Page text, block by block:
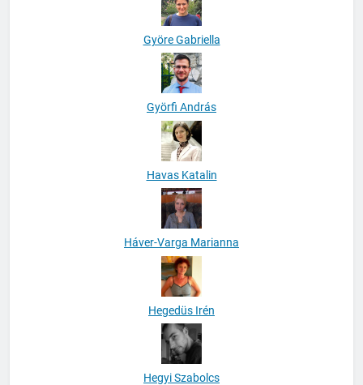
Györe Gabriella
Györfi András
Havas Katalin
Háver-Varga Marianna
Hegedüs Irén
Hegyi Szabolcs